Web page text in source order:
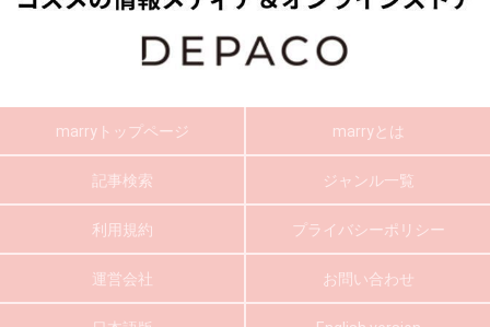
marryトップページ marryとは
記事検索 ジャンル一覧
利用規約 プライバシーポリシー
運営会社 お問い合わせ